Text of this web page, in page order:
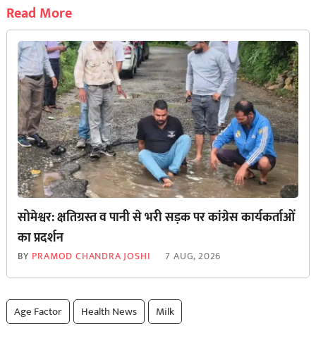
Read More
सोमेश्वर: क्षतिग्रस्त व पानी से भरी सड़क पर कांग्रेस कार्यकर्ताओं
का प्रदर्शन
BY PRAMOD CHANDRA JOSHI 7 AUG, 2026
Age Factor Health News Milk